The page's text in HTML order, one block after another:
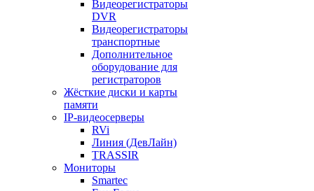
Видеорегистраторы
DVR
Видеорегистраторы
транспортные
Дополнительное
оборудование для
регистраторов
Жёсткие диски и карты
памяти
IP-видеосерверы
RVi
Линия (ДевЛайн)
TRASSIR
Мониторы
Smartec